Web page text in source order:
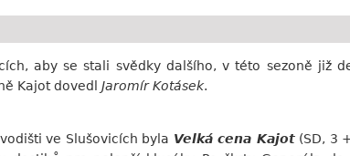
aby se stali svědky dalšího, v této sezoně již
Kajot dovedl Jaromír Kotásek.
ve Slušovicích byla Velká cena Kajot (SD, 3